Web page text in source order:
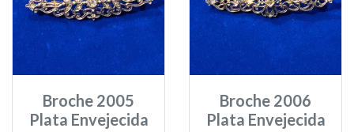
Broche 2005
Plata Envejecida
Broche 2006
Plata Envejecida